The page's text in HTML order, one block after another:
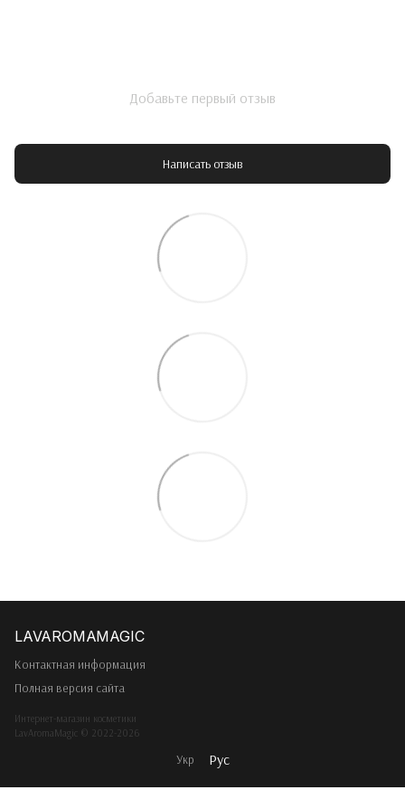
Добавьте первый отзыв
Написать отзыв
Контактная информация
Полная версия сайта
Интернет-магазин косметики
LavAromaMagic © 2022-2026
Укр Рус